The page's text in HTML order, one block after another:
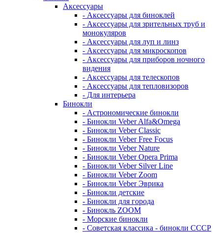
Аксессуары
- Аксессуары для биноклей
- Аксессуары для зрительных труб и
монокуляров
- Аксессуары для луп и линз
- Аксессуары для микроскопов
- Аксессуары для приборов ночного
видения
- Аксессуары для телескопов
- Аксессуары для тепловизоров
- Для интерьера
Бинокли
- Астрономические бинокли
- Бинокли Veber Alfa&Omega
- Бинокли Veber Classic
- Бинокли Veber Free Focus
- Бинокли Veber Nature
- Бинокли Veber Opera Prima
- Бинокли Veber Silver Line
- Бинокли Veber Zoom
- Бинокли Veber Эврика
- Бинокли детские
- Бинокли для города
- Бинокль ZOOM
- Морские бинокли
- Советская классика - бинокли СССР